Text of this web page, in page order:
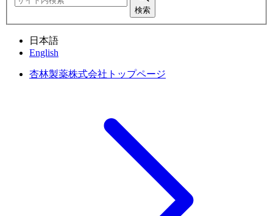
検索
日本語
English
杏林製薬株式会社トップページ